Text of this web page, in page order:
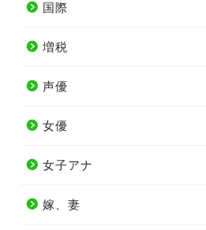
国際
増税
声優
女優
女子アナ
嫁、妻